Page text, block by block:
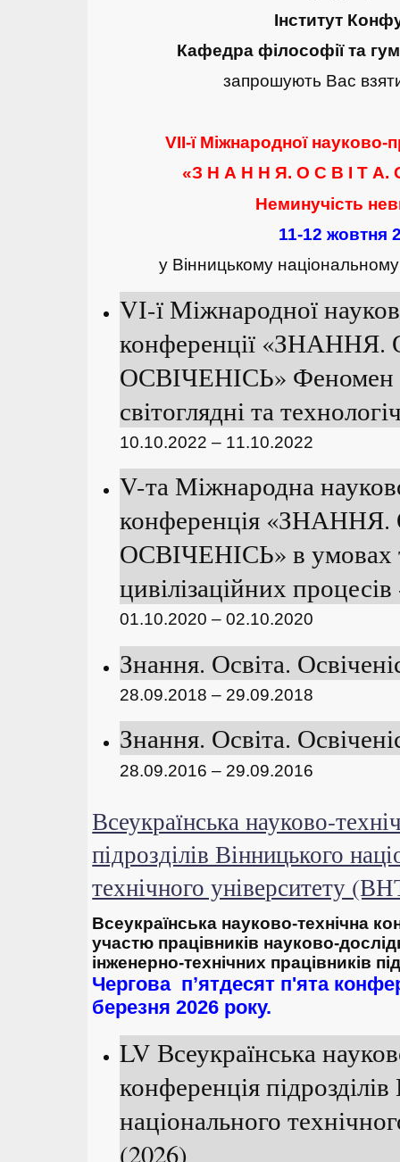
Інститут
Кафедра філософії та
запрошують Вас
VII-ї Міжнародної науково-
«З Н А Н Н Я. О С В І Т А.
Неминучість
11-12 жовтня
у Вінницькому національному
VІ-ї Міжнародної
конференції
ОСВІЧЕНІСЬ» Феномен
світоглядні та
10.10.2022 – 11.10.2022
V-та Міжнародна
конференція
ОСВІЧЕНІСЬ» в умовах
цивілізаційних
01.10.2020 – 02.10.2020
Знання. Освіта.
28.09.2018 – 29.09.2018
Знання. Освіта.
28.09.2016 – 29.09.2016
Всеукраїнська науково-
підрозділів Вінницького
технічного університету
Всеукраїнська науково-технічна
участю працівників науково-
інженерно-технічних працівників
Чергова п’ятдесят п'ята
березня 2026 року.
LV Всеукраїнська
конференція
національного
(2026)